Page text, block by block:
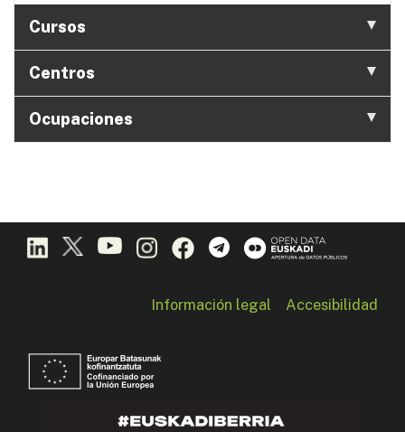
Cursos
Centros
Ocupaciones
Información legal Accesibilidad